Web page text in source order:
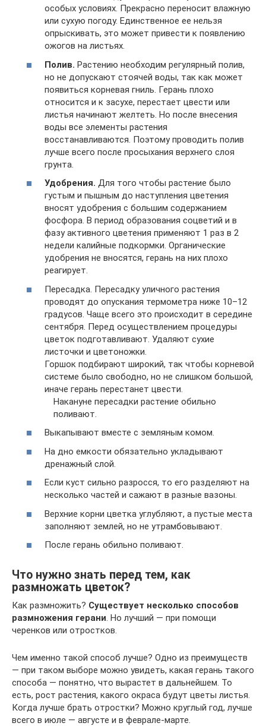
особых условиях. Прекрасно переносит влажную
или сухую погоду. Единственное ее нельзя
опрыскивать, это может привести к появлению
ожогов на листьях.
Полив. Растению необходим регулярный полив,
но не допускают стоячей воды, так как может
появиться корневая гниль. Герань плохо
относится и к засухе, перестает цвести или
листья начинают желтеть. Но после внесения
воды все элементы растения
восстанавливаются. Поэтому проводить полив
лучше всего после просыхания верхнего слоя
грунта.
Удобрения. Для того чтобы растение было
густым и пышным до наступления цветения
вносят удобрения с большим содержанием
фосфора. В период образования соцветий и в
фазу активного цветения применяют 1 раз в 2
недели калийные подкормки. Органические
удобрения не вносятся, герань на них плохо
реагирует.
Пересадка. Пересадку уличного растения
проводят до опускания термометра ниже 10–12
градусов. Чаще всего это происходит в середине
сентября. Перед осуществлением процедуры
цветок подготавливают. Удаляют сухие
листочки и цветоножки.
Горшок подбирают широкий, так чтобы корневой
системе было свободно, но не слишком большой,
иначе герань перестанет цвести.
Накануне пересадки растение обильно
поливают.
Выкапывают вместе с земляным комом.
На дно емкости обязательно укладывают
дренажный слой.
Если куст сильно разросся, то его разделяют на
несколько частей и сажают в разные вазоны.
Верхние корни цветка углубляют, а пустые места
заполняют землей, но не утрамбовывают.
После герань обильно поливают.
Что нужно знать перед тем, как
размножать цветок?
Как размножить? Существует несколько способов
размножения герани. Но лучший — при помощи
черенков или отростков.
Чем именно такой способ лучше? Одно из преимуществ
— при таком выборе можно увидеть, какая герань такого
способа — понятно, что вырастет в дальнейшем. То
есть, рост растения, какого окраса будут цветы листья.
Когда лучше брать отростки? Можно круглый год, лучше
всего в июле — августе и в феврале-марте.